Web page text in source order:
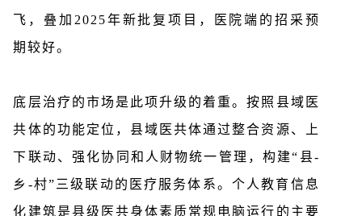
飞，叠加2025年新批复项目，医院端的招采预
期较好。
底层治疗的市场是此项升级的着重。按照县域医
共体的功能定位，县域医共体通过整合资源、上
下联动、强化协同和人财物统一管理，构建“县-
乡-村”三级联动的医疗服务体系。个人教育信息
化建筑是县级医共身体素质常规电脑运行的主要